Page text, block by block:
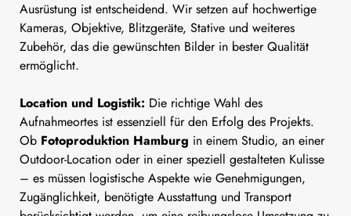
Ausrüstung ist entscheidend. Wir setzen auf hochwertige
Kameras, Objektive, Blitzgeräte, Stative und weiteres
Zubehör, das die gewünschten Bilder in bester Qualität
ermöglicht.
Location und Logistik: Die richtige Wahl des
Aufnahmeortes ist essenziell für den Erfolg des Projekts.
Ob Fotoproduktion Hamburg in einem Studio, an einer
Outdoor-Location oder in einer speziell gestalteten Kulisse
– es müssen logistische Aspekte wie Genehmigungen,
Zugänglichkeit, benötigte Ausstattung und Transport